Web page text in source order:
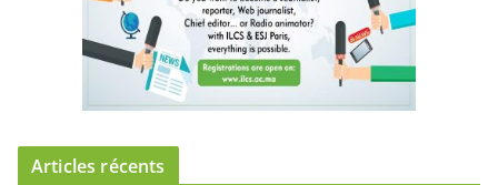
Articles récents